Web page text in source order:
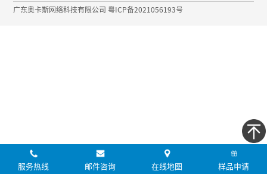
广东奥卡斯网络科技有限公司 粤ICP备2021056193号
服务热线 邮件咨询 在线地图 样品申请